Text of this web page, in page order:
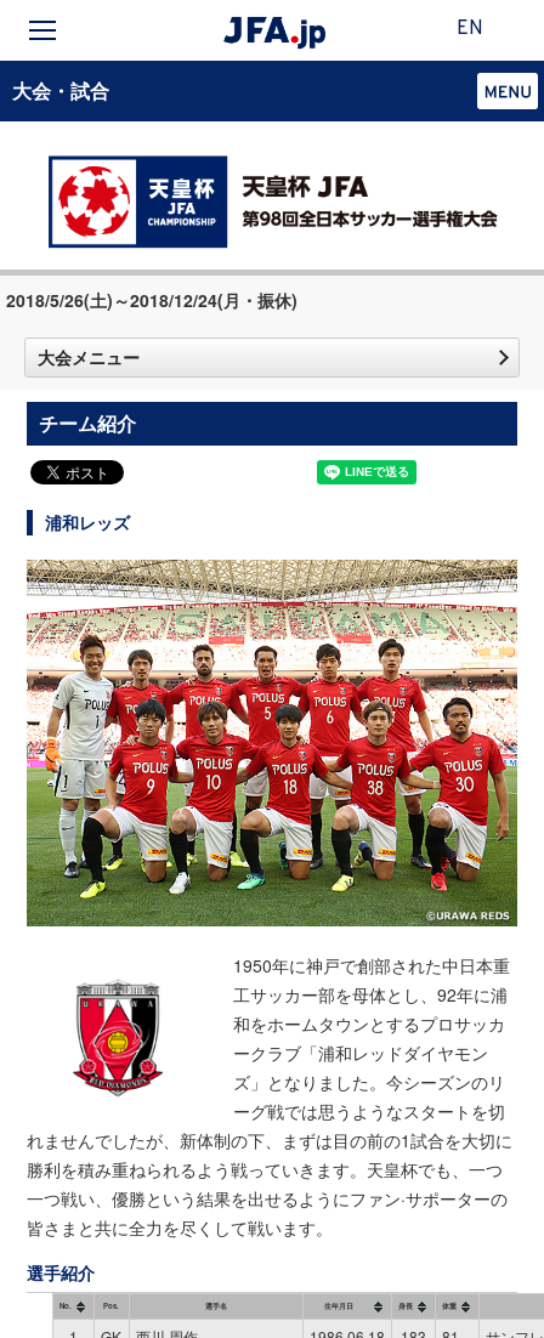
EN
大会・試合
2018/5/26(土)～2018/12/24(月・振休)
大会メニュー
チーム紹介
浦和レッズ
1950年に神戸で創部された中日本重
工サッカー部を母体とし、92年に浦
和をホームタウンとするプロサッカ
ークラブ「浦和レッドダイヤモン
ズ」となりました。今シーズンのリ
ーグ戦では思うようなスタートを切
れませんでしたが、新体制の下、まずは目の前の1試合を大切に
勝利を積み重ねられるよう戦っていきます。天皇杯でも、一つ
一つ戦い、優勝という結果を出せるようにファン·サポーターの
皆さまと共に全力を尽くして戦います。
選手紹介
No. Pos. 選手名 生年月日 身長 体重